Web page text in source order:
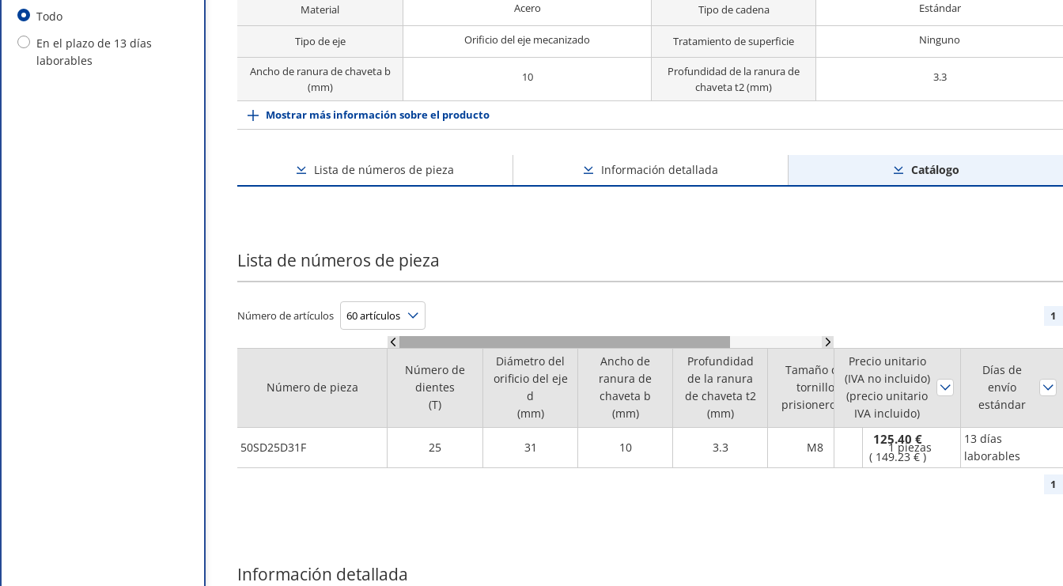
Todo
En el plazo de 13 días
laborables
Material Acero Tipo de cadena Estándar
Tipo de eje Orificio del eje mecanizado Tratamiento de superficie Ninguno
Ancho de ranura de chaveta b
(mm)
10
Profundidad de la ranura de
chaveta t2 (mm)
3.3
Mostrar más información sobre el producto
Lista de números de pieza Información detallada Catálogo
Lista de números de pieza
Número de artículos 1
Número de pieza
50SD25D31F
Número de
dientes
(T)
Diámetro del
orificio del eje
d
(mm)
Ancho de
ranura de
chaveta b
(mm)
Profundidad
de la ranura
de chaveta t2
(mm)
Tamaño de
tornillo
prisionero M
Cantidad
mínima de
pedido
25 31 10 3.3 M8 1 piezas
Precio unitario
(IVA no incluido)
(precio unitario
IVA incluido)
Días de
envío
estándar
125.40 €
( 149.23 € )
13 días
laborables
1
Información detallada